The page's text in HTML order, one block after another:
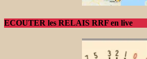
ECOUTER les RELAIS RRF en live